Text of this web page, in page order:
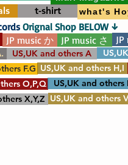
t-shirt what's
JP music か JP music さ
US,UK and others A
F.G US,UK and others H,I
O,P,Q
US,UK and others
X,Y,Z US,UK and others
Orignal Shop BELOW ↓